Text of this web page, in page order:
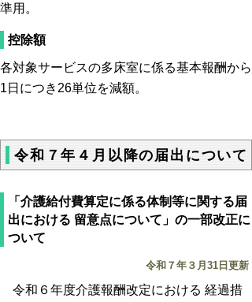
準用。
控除額
各対象サービスの多床室に係る基本報酬から
1日につき26単位を減額。
令和７年４月以降の届出について
「介護給付費算定に係る体制等に関する届
出における 留意点について」の一部改正に
ついて
令和７年３月31日更新
令和６年度介護報酬改定における 経過措